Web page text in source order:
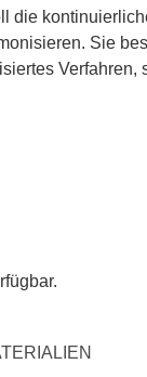
die
Sie
Verfahren,